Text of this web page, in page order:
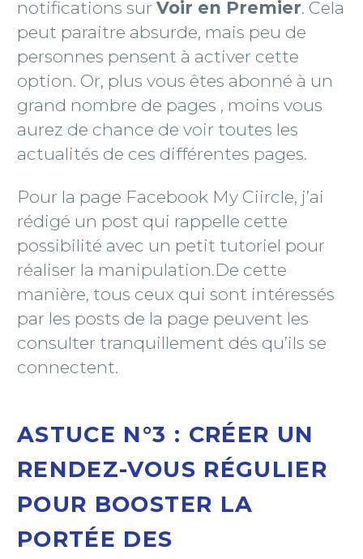
notifications sur Voir en Premier. Cela
peut paraitre absurde, mais peu de
personnes pensent à activer cette
option. Or, plus vous êtes abonné à un
grand nombre de pages , moins vous
aurez de chance de voir toutes les
actualités de ces différentes pages.
Pour la page Facebook My Ciircle, j’ai
rédigé un post qui rappelle cette
possibilité avec un petit tutoriel pour
réaliser la manipulation.De cette
manière, tous ceux qui sont intéressés
par les posts de la page peuvent les
consulter tranquillement dés qu’ils se
connectent.
ASTUCE N°3 : CRÉER UN
RENDEZ-VOUS RÉGULIER
POUR BOOSTER LA
PORTÉE DES